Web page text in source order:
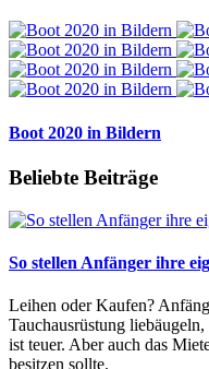
Boot 2020 in Bildern
Beliebte Beiträge
So stellen Anfänger ihre
Leihen oder Kaufen?
Tauchausrüstung
ist teuer. Aber auch das
besitzen sollte.